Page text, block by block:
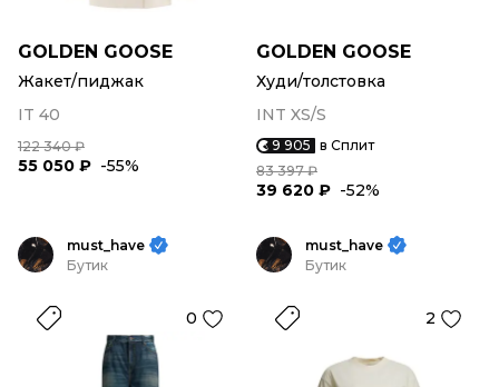
GOLDEN GOOSE
Жакет/пиджак
IT 40
122 340 ₽
55 050 ₽ -55%
GOLDEN GOOSE
Худи/толстовка
INT XS/S
9 905 в Сплит
83 397 ₽
39 620 ₽ -52%
must_have
Бутик
0
must_have
Бутик
2